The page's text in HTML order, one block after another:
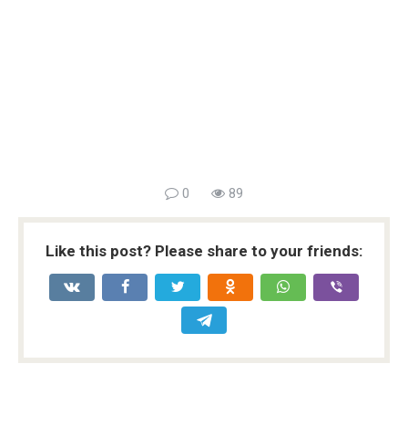
0 89
Like this post? Please share to your friends: